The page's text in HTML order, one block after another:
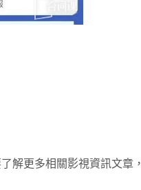
解更多相關影視資訊文章，